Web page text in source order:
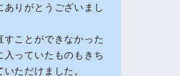
ありがとうございまし
すことができなかった
入っていたものもきち
ただけました。